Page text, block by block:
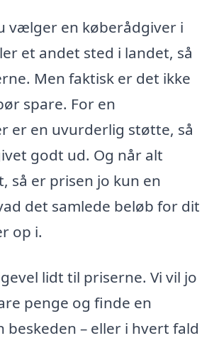
vælger en køberådgiver i
et andet sted i landet, så
Men faktisk er det ikke
spare. For en
er en uvurderlig støtte, så
godt ud. Og når alt
så er prisen jo kun en
det samlede beløb for dit
op i.
lidt til priserne. Vi vil jo
penge og finde en
beskeden – eller i hvert fald